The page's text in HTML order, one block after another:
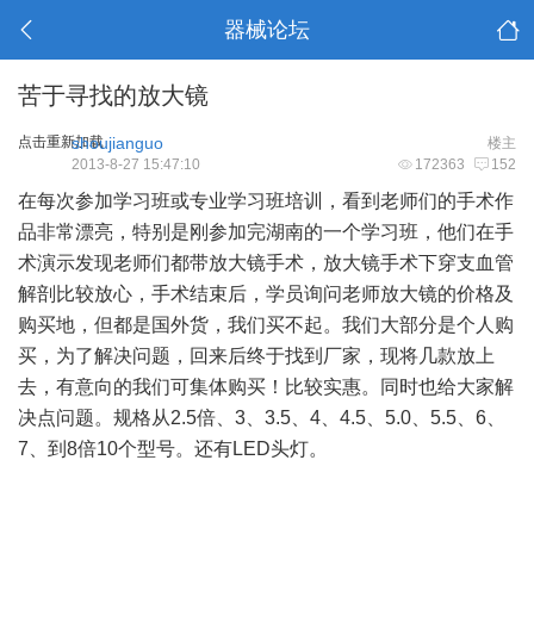
器械论坛
苦于寻找的放大镜
点击重新加载 楼主
shoujianguo
172363 152
2013-8-27 15:47:10
在每次参加学习班或专业学习班培训，看到老师们的手术作
品非常漂亮，特别是刚参加完湖南的一个学习班，他们在手
术演示发现老师们都带放大镜手术，放大镜手术下穿支血管
解剖比较放心，手术结束后，学员询问老师放大镜的价格及
购买地，但都是国外货，我们买不起。我们大部分是个人购
买，为了解决问题，回来后终于找到厂家，现将几款放上
去，有意向的我们可集体购买！比较实惠。同时也给大家解
决点问题。规格从2.5倍、3、3.5、4、4.5、5.0、5.5、6、
7、到8倍10个型号。还有LED头灯。